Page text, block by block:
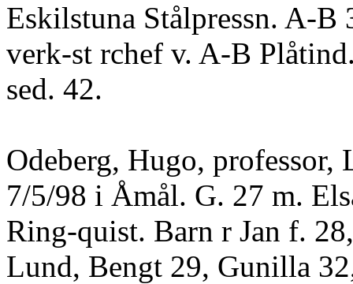
Eskilstuna Stålpressn. A-B
verk-st rchef v. A-B
sed. 42.
Odeberg, Hugo, professor,
7/5/98 i Åmål. G. 27 m.
Ring-quist. Barn r Jan f.
Lund, Bengt 29, Gunilla